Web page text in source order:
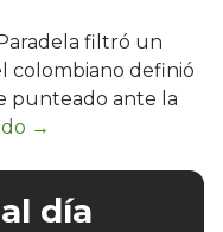
filtró un
colombiano definió
punteado ante la
día